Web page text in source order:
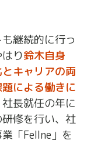
継続的に行っ
り鈴木自身
キャリアの両
による働きに
社長就任の年に
修を行い、社
「Fellne」を